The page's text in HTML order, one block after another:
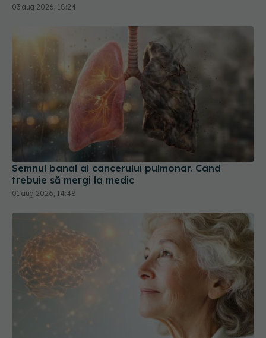
03 aug 2026, 18:24
Semnul banal al cancerului pulmonar. Când
trebuie să mergi la medic
01 aug 2026, 14:48